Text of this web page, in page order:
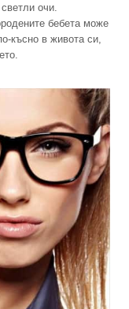
очи.
бебета може
късно в живота си,